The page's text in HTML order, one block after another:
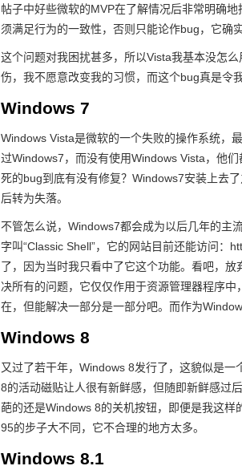
帖子中好些微软的MVP在了解情况后非常明确
须满足行为的一致性，否则只能论作bug，它确
这个问题对我困扰甚多，所以Vista我基本没怎
伤，我不愿意改变我的习惯，而这个bug真是令我
Windows 7
Windows Vista是微软的一个失败的操作系统，
过Windows7，而没有使用Windows Vista，他
死的bug到底有没有修复？Windows7安装上去
后转为失落。
不管怎么说，Windows7都会成为以后几年的
字叫“Classic Shell”，它的网站目前还能访问：
了，因为当时我只看中了它这个功能。看吧，
决所有的问题，它仅仅作用于资源管理器程序中
在，但能解决一部分是一部分吧。而作为
Windows 8
又过了若干年，Windows 8发行了，这貌似是
8的活动磁贴让人很有新鲜感，但随即新鲜感过
葩的还是Windows 8的关机按钮，即便是我这
95的步子大不同，它不合理的地方太多。
Windows 8.1